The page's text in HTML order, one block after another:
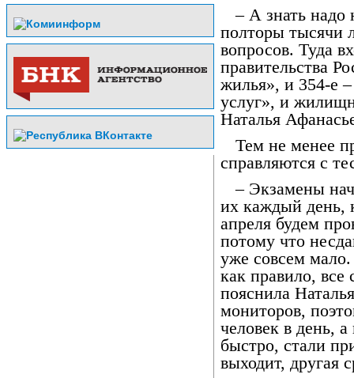
– А знать надо
полторы тысячи
вопросов. Туда
правительства
жилья», и 354-е
услуг», и
Наталья
Тем не менее
справляются с
– Экзамены
их каждый день,
апреля будем
потому что
уже совсем мало.
как правило, все
пояснила
мониторов,
человек в день,
быстро, стали
выходит, другая